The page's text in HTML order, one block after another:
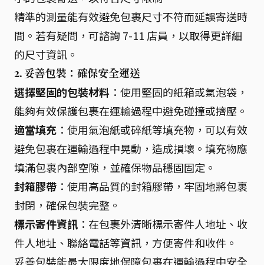
精準的測量能有效避免包裹尺寸不符而延誤寄送時
間。若有疑問，可諮詢 7-11 店員，以取得更詳細
的尺寸資訊。
2. 妥善包裝：確保安全運送
選擇堅固的包裝材料 ：使用堅固的紙箱或氣泡袋，
能夠有效保護包裹在運輸過程中避免碰撞或擠壓。
適當填充 ：使用氣泡紙或碎紙等填充物，可以有效
避免包裹在運輸過程中晃動，造成損壞。填充物應
填滿包裹內部空隙，並確保物品穩固固定。
封箱膠帶 ：使用高品質的封箱膠帶，牢固地將包裹
封閉，確保包裝完整。
標示寄件資訊 ：在包裹外清晰標示寄件人地址、收
件人地址、聯絡電話等資訊，方便寄件和收件。
妥善包裝能最大限度地保障包裹在運輸過程中安全